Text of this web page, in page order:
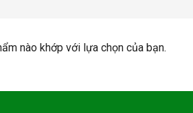
nào khớp với lựa chọn của bạn.